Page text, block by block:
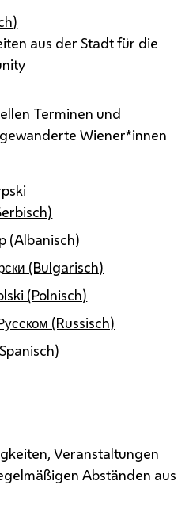
aus der Stadt für die
Terminen und
Wiener*innen
(Albanisch)
(Bulgarisch)
(Polnisch)
(Russisch)
Veranstaltungen
Abständen aus